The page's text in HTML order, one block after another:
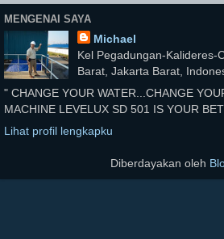
MENGENAI SAYA
Michael
Kel Pegadungan-Kalideres-
Barat, Jakarta Barat,
" CHANGE YOUR WATER...CHANGE
MACHINE LEVELUX SD 501 IS YOUR
Lihat profil lengkapku
Diberdayakan oleh